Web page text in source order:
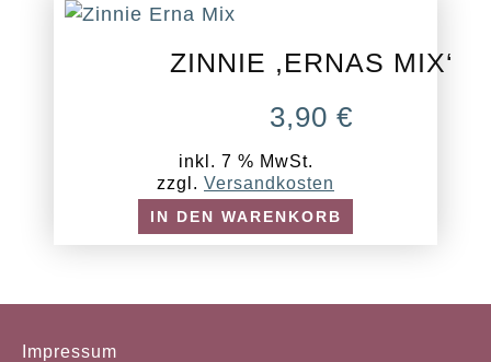
ZINNIE ,ERNAS MIX‘
3,90€
inkl. 7 % MwSt.
zzgl. Versandkosten
IN DEN WARENKORB
Impressum